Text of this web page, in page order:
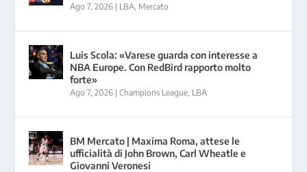
Ago 7, 2026 | LBA Mercato
Luis Scola: «Varese guarda con interesse a
NBA Europe. Con RedBird rapporto molto
forte»
Ago 7, 2026 |Champions League LBA
BM Mercato | Maxima Roma, attese le
ufficialità di John Brown, Carl Wheatle e
Giovanni Veronesi